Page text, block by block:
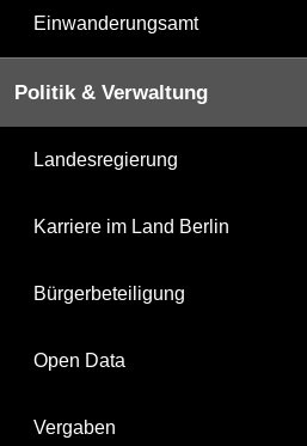
Einwanderungsamt
Politik & Verwaltung
Landesregierung
Karriere im Land Berlin
Bürgerbeteiligung
Open Data
Vergaben